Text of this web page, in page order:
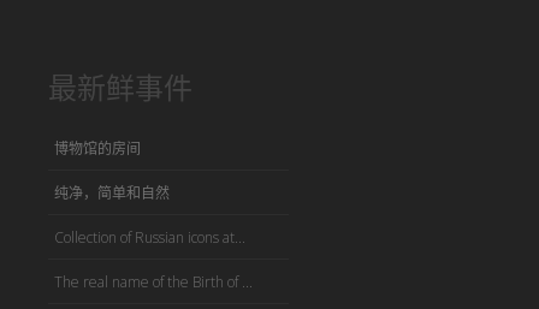
最新鲜事件
博物馆的房间
纯净，简单和自然
Collection of Russian icons at...
The real name of the Birth of ...